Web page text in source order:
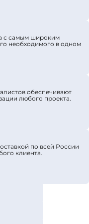
с самым широким
необходимого в одном
обеспечивают
любого проекта.
по всей России
клиента.